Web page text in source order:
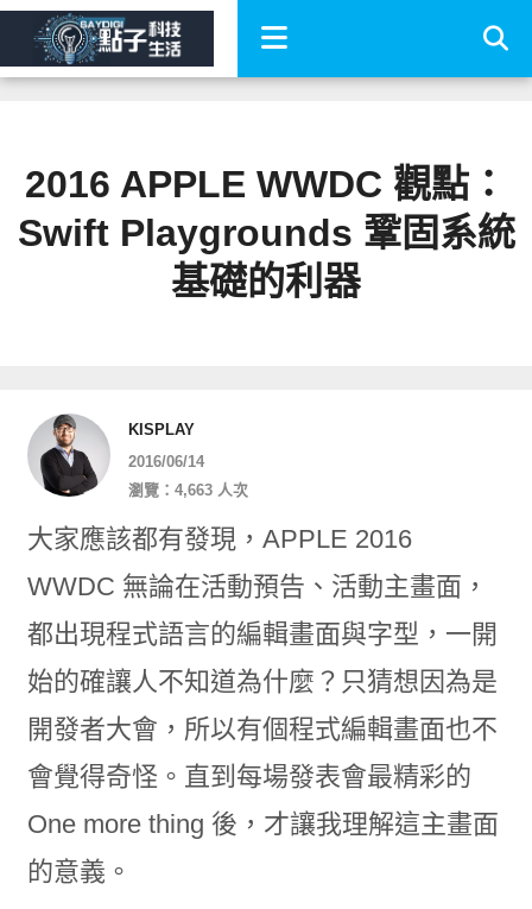
2016 APPLE WWDC 觀點：
Swift Playgrounds 鞏固系統
基礎的利器
KISPLAY
2016/06/14
瀏覽：4,663 人次
大家應該都有發現，APPLE 2016
WWDC 無論在活動預告、活動主畫面，
都出現程式語言的編輯畫面與字型，一開
始的確讓人不知道為什麼？只猜想因為是
開發者大會，所以有個程式編輯畫面也不
會覺得奇怪。直到每場發表會最精彩的
One more thing 後，才讓我理解這主畫面
的意義。